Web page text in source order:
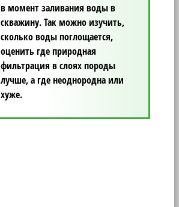
в момент заливания воды в
скважину. Так можно изучить,
сколько воды поглощается,
оценить где природная
фильтрация в слоях породы
лучше, а где неоднородна или
хуже.